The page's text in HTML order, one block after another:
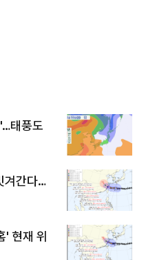
태풍도
겨간다…
' 현재 위